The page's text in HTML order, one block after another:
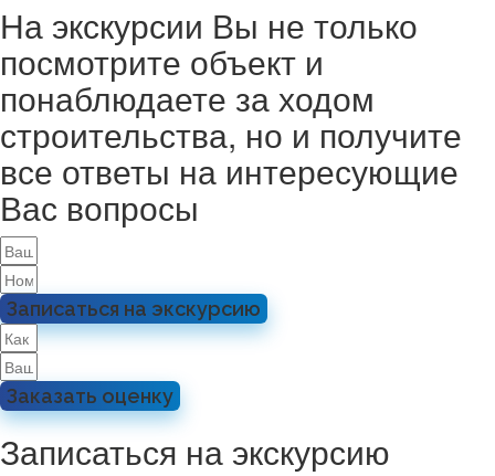
На экскурсии Вы не только
посмотрите объект и
понаблюдаете за ходом
строительства, но и получите
все ответы на интересующие
Вас вопросы
Записаться на экскурсию
Заказать оценку
Записаться на экскурсию